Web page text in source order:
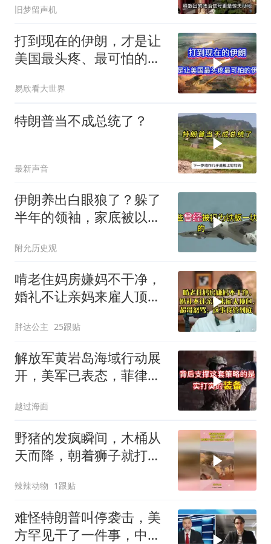
旧梦留声机
打到现在的伊朗，才是让
美国最头疼、最可怕的伊
易欣看大世界
特朗普当不成总统了？
最新声音
伊朗养出白眼狼了？躲了
半年的领袖，家底被以色
附允历史观
啃老住妈房嫌妈不干净，
婚礼不让亲妈来雇人顶
胖达公主 25跟贴
解放军黄岩岛海域行动展
开，美军已表态，菲律宾
越过海面
野猪的发疯瞬间，木桶从
天而降，朝着狮子就打去
辣辣动物 1跟贴
难怪特朗普叫停袭击，美
方罕见干了一件事，中方